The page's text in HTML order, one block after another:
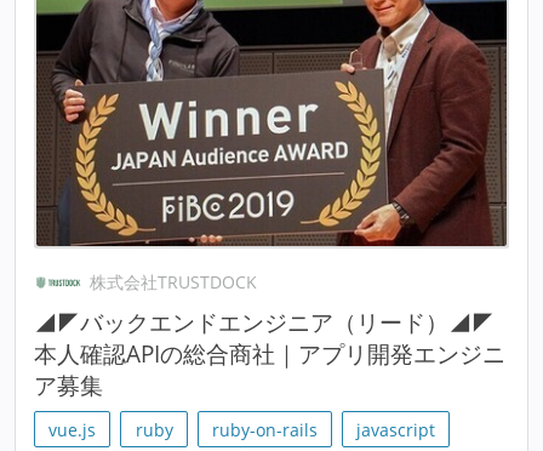
株式会社TRUSTDOCK
◢◤バックエンドエンジニア（リード）◢◤
本人確認APIの総合商社｜アプリ開発エンジニ
ア募集
vue.js ruby ruby-on-rails
javascript